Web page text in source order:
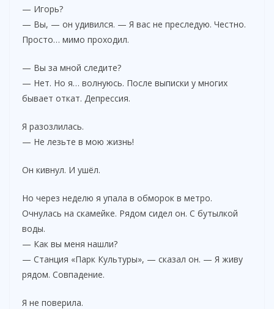
— Игорь?
— Вы, — он удивился. — Я вас не преследую. Честно.
Просто… мимо проходил.
— Вы за мной следите?
— Нет. Но я… волнуюсь. После выписки у многих
бывает откат. Депрессия.
Я разозлилась.
— Не лезьте в мою жизнь!
Он кивнул. И ушёл.
Но через неделю я упала в обморок в метро.
Очнулась на скамейке. Рядом сидел он. С бутылкой
воды.
— Как вы меня нашли?
— Станция «Парк Культуры», — сказал он. — Я живу
рядом. Совпадение.
Я не поверила.